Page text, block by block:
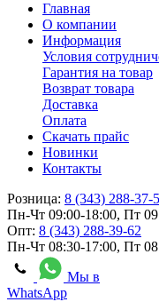
Главная
О компании
Информация
Условия
Гарантия на товар
Возврат товара
Доставка
Оплата
Скачать прайс
Новинки
Контакты
Розница: 8 (343) 288-37-
Пн-Чт 09:00-18:00, Пт
Опт: 8 (343) 288-39-62
Пн-Чт 08:30-17:00, Пт
Мы в
WhatsApp